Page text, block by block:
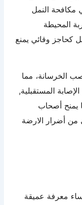
مكافحة النمل
المحيطة
كحاجز وقائي يمنع
الخرسانة، مما
المستقبلية,
يمنح أصحاب
من أضرار الارضة
معرفة عميقة